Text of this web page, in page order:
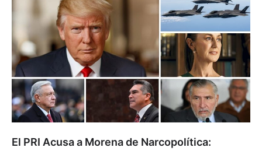
El PRI Acusa a Morena de Narcopolítica: